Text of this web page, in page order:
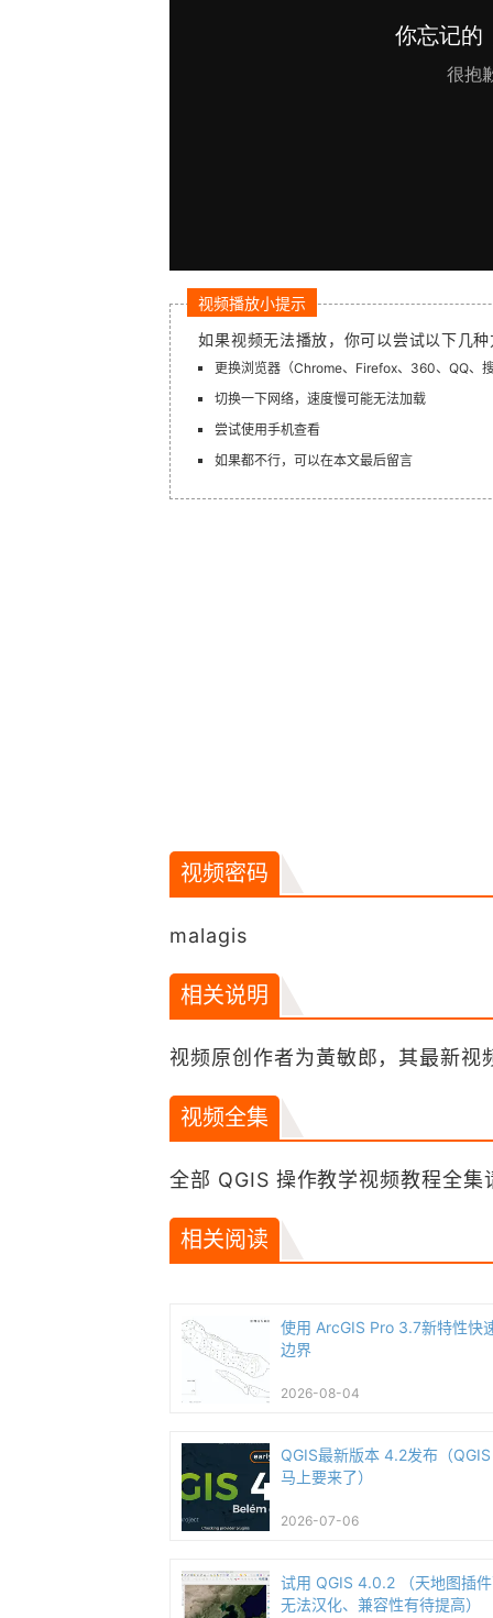
视频播放小提示
如果视频无法播放，你可以尝试以下几
更换浏览器（Chrome、Firefox、360、QQ、
切换一下网络，速度慢可能无法加载
尝试使用手机查看
如果都不行，可以在本文最后留言
视频密码
malagis
相关说明
视频原创作者为黃敏郎，其最新
视频全集
全部 QGIS 操作教学视频教程全
相关阅读
使用 ArcGIS Pro 3.7新特性快
边界
2026-08-04
QGIS最新版本 4.2发布（
马上要来了）
2026-07-06
试用 QGIS 4.0.2 （天地图插
无法汉化、兼容性有待提高）